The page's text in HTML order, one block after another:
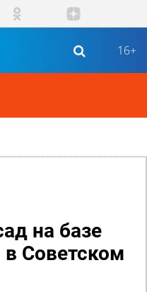
16+
на базе
Советском